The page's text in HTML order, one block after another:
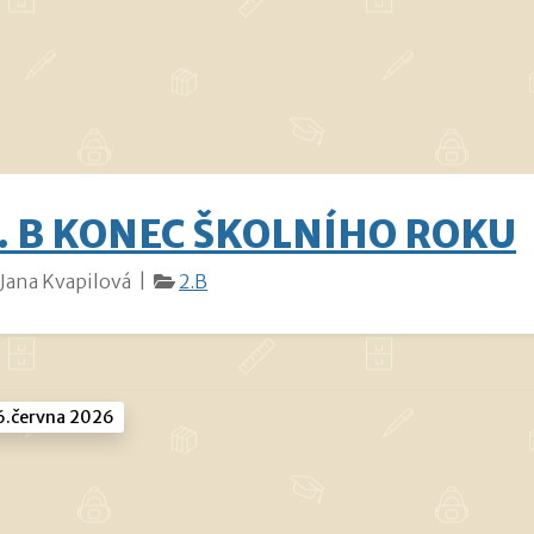
B KONEC ŠKOLNÍHO ROKU
Jana Kvapilová | 2.B
2026